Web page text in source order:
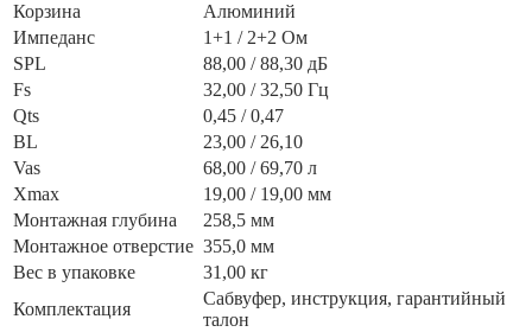
Корзина
Алюминий
Импеданс
1+1 / 2+2 Ом
SPL
88,00 / 88,30 дБ
Fs
32,00 / 32,50 Гц
Qts
0,45 / 0,47
BL
23,00 / 26,10
Vas
68,00 / 69,70 л
Xmax
19,00 / 19,00 мм
Монтажная глубина
258,5 мм
Монтажное отверстие 355,0 мм
Вес в упаковке
31,00 кг
Комплектация
Сабвуфер, инструкция, гарантийный
талон